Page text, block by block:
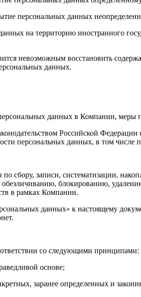
персональных данных
на территорию иностранного
невозможным восстановить
данных.
данных в Компании, меры
Российской
персональных данных, в том
по сбору, записи, систематизации,
обезличиванию, блокированию,
в рамках Компании.
данных» к настоящему
со следующими принципами:
основе;
заранее определенных и